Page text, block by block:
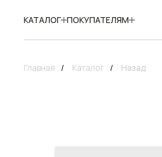
КАТАЛОГ ПОКУПАТЕЛЯМ
Главная / Каталог / Назад